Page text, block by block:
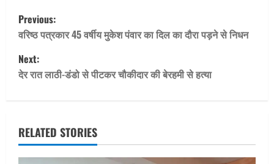
P
o
s
a
Previous:
वरिष्ठ पत्रकार 45 वर्षीय मुकेश पंवार का दिल का दौरा पड़ने से निधन
Next:
देर रात लाठी-डंडो से पीटकर चौकीदार की बेरहमी से हत्या
RELATED STORIES